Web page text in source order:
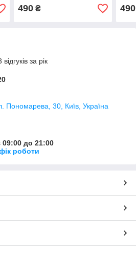
490₴ 490
за рік
Пономарева, 30, Київ, Україна
09:00 до 21:00
роботи